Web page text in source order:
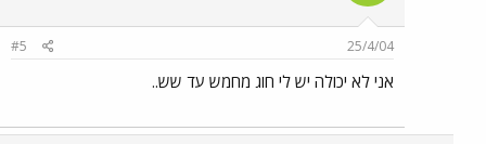
25/4/04
#5
אני לא יכולה יש לי חוג מחמש עד שש..